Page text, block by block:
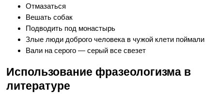
Отмазаться
Вешать собак
Подводить под монастырь
Злые люди доброго человека в чужой клети поймали
Вали на серого — серый все свезет
Использование фразеологизма в
литературе